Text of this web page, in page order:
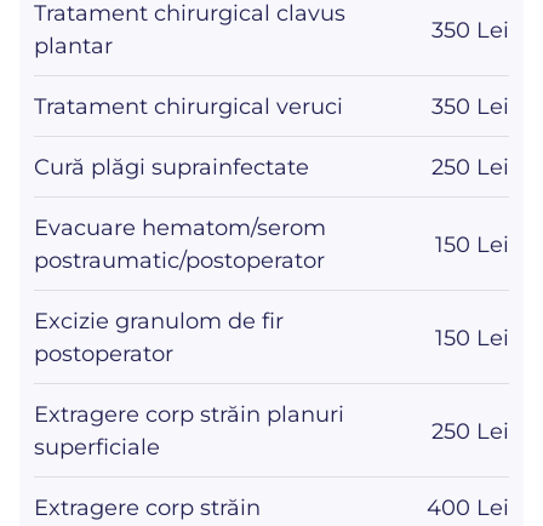
Tratament chirurgical clavus
plantar
350 Lei
Tratament chirurgical veruci 350 Lei
Cură plăgi suprainfectate 250 Lei
Evacuare hematom/serom
postraumatic/postoperator
150 Lei
Excizie granulom de fir
postoperator
150 Lei
Extragere corp străin planuri
superficiale
250 Lei
Extragere corp străin 400 Lei